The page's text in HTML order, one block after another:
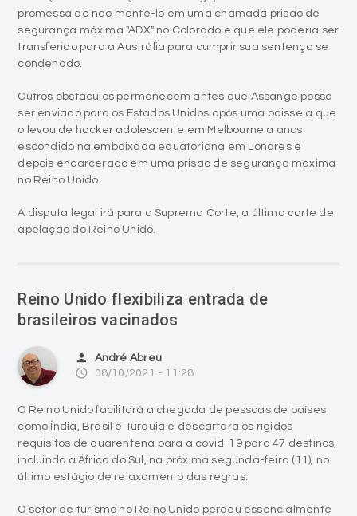
promessa de não mantê-lo em uma chamada prisão de
segurança máxima "ADX" no Colorado e que ele poderia ser
transferido para a Austrália para cumprir sua sentença se
condenado.
Outros obstáculos permanecem antes que Assange possa
ser enviado para os Estados Unidos após uma odisseia que
o levou de hacker adolescente em Melbourne a anos
escondido na embaixada equatoriana em Londres e
depois encarcerado em uma prisão de segurança máxima
no Reino Unido.
A disputa legal irá para a Suprema Corte, a última corte de
apelação do Reino Unido.
Reino Unido flexibiliza entrada de
brasileiros vacinados
person André Abreu
access_time 08/10/2021 - 11:28
O Reino Unido facilitará a chegada de pessoas de países
como Índia, Brasil e Turquia e descartará os rígidos
requisitos de quarentena para a covid-19 para 47 destinos,
incluindo a África do Sul, na próxima segunda-feira (11), no
último estágio de relaxamento das regras.
O setor de turismo no Reino Unido perdeu essencialmente